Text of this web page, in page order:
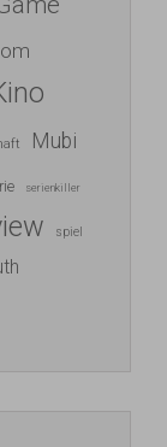
Mubi
serienkiller
spiel